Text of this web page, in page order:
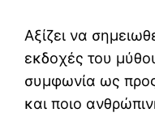
Αξίζει να
εκδοχές του
συμφωνία ως προς
και ποιο